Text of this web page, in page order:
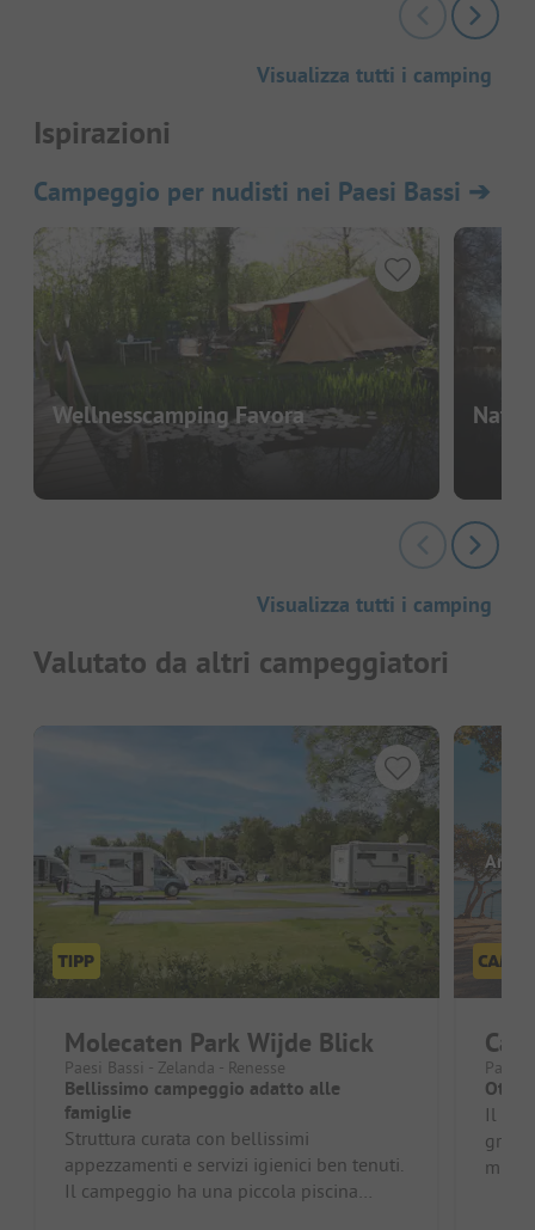
Visualizza tutti i camping
Ispirazioni
Campeggio per nudisti nei Paesi Bassi ➔
Wellnesscamping Favora
Visualizza tutti i camping
Valutato da altri campeggiatori
Molecaten Park Wijde Blick
Paesi Bassi - Zelanda - Renesse
Bellissimo campeggio adatto alle
famiglie
Struttura curata con bellissimi
appezzamenti e servizi igienici ben tenuti.
Il campeggio ha una piccola piscina
Paesi
Il